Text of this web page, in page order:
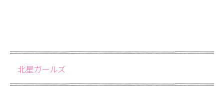
北星ガールズ